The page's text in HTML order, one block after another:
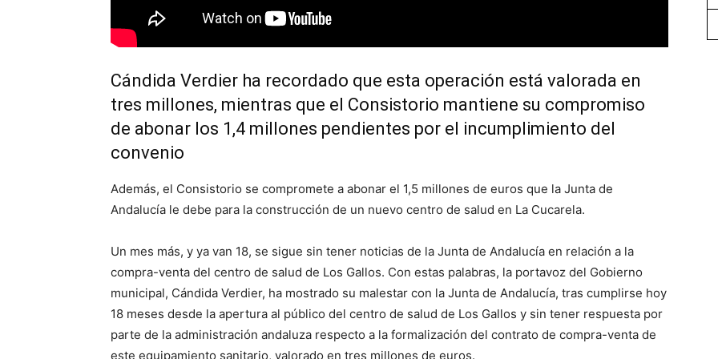
Cándida Verdier ha recordado que esta operación está valorada en
tres millones, mientras que el Consistorio mantiene su compromiso
de abonar los 1,4 millones pendientes por el incumplimiento del
convenio
Además, el Consistorio se compromete a abonar el 1,5 millones de euros que la Junta de
Andalucía le debe para la construcción de un nuevo centro de salud en La Cucarela.
Un mes más, y ya van 18, se sigue sin tener noticias de la Junta de Andalucía en relación a la
compra-venta del centro de salud de Los Gallos. Con estas palabras, la portavoz del Gobierno
municipal, Cándida Verdier, ha mostrado su malestar con la Junta de Andalucía, tras cumplirse hoy
18 meses desde la apertura al público del centro de salud de Los Gallos y sin tener respuesta por
parte de la administración andaluza respecto a la formalización del contrato de compra-venta de
este equipamiento sanitario, valorado en tres millones de euros.